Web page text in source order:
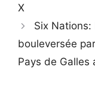
X
Six Nations:
bouleversée
Pays de Galles